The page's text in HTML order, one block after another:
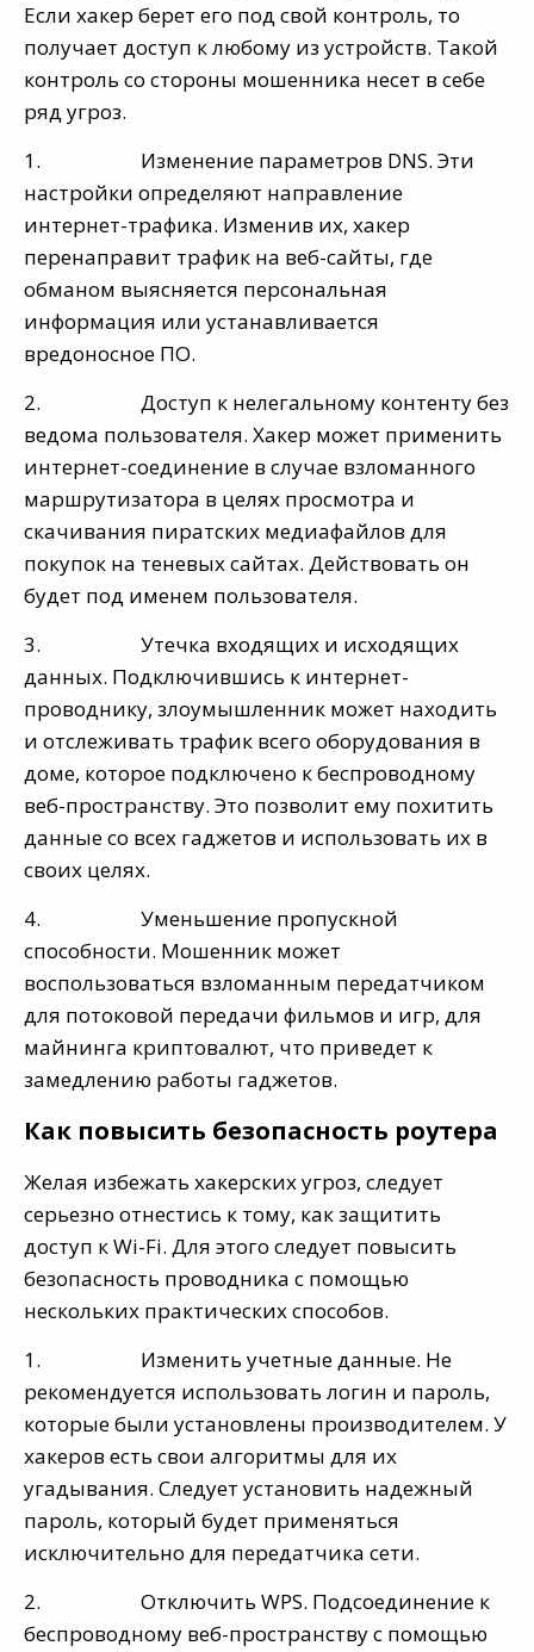
Если хакер берет его под свой контроль, то
получает доступ к любому из устройств. Такой
контроль со стороны мошенника несет в себе
ряд угроз.
1. Изменение параметров DNS. Эти
настройки определяют направление
интернет-трафика. Изменив их, хакер
перенаправит трафик на веб-сайты, где
обманом выясняется персональная
информация или устанавливается
вредоносное ПО.
2. Доступ к нелегальному контенту без
ведома пользователя. Хакер может применить
интернет-соединение в случае взломанного
маршрутизатора в целях просмотра и
скачивания пиратских медиафайлов для
покупок на теневых сайтах. Действовать он
будет под именем пользователя.
3. Утечка входящих и исходящих
данных. Подключившись к интернет-
проводнику, злоумышленник может находить
и отслеживать трафик всего оборудования в
доме, которое подключено к беспроводному
веб-пространству. Это позволит ему похитить
данные со всех гаджетов и использовать их в
своих целях.
4. Уменьшение пропускной
способности. Мошенник может
воспользоваться взломанным передатчиком
для потоковой передачи фильмов и игр, для
майнинга криптовалют, что приведет к
замедлению работы гаджетов.
Как повысить безопасность роутера
Желая избежать хакерских угроз, следует
серьезно отнестись к тому, как защитить
доступ к Wi-Fi. Для этого следует повысить
безопасность проводника с помощью
нескольких практических способов.
1. Изменить учетные данные. Не
рекомендуется использовать логин и пароль,
которые были установлены производителем. У
хакеров есть свои алгоритмы для их
угадывания. Следует установить надежный
пароль, который будет применяться
исключительно для передатчика сети.
2. Отключить WPS. Подсоединение к
беспроводному веб-пространству с помощью